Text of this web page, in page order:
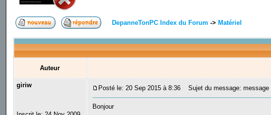
DepanneTonPC Index du Forum -> Matériel
Auteur
giriw Posté le: 20 Sep 2015 à 8:36 Sujet du message: message
Bonjour